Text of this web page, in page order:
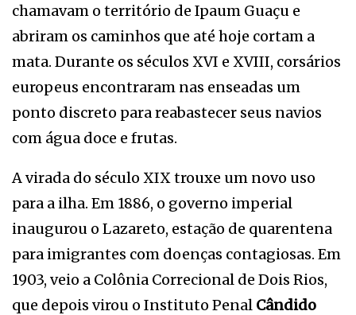
chamavam o território de Ipaum Guaçu e
abriram os caminhos que até hoje cortam a
mata. Durante os séculos XVI e XVIII, corsários
europeus encontraram nas enseadas um
ponto discreto para reabastecer seus navios
com água doce e frutas.
A virada do século XIX trouxe um novo uso
para a ilha. Em 1886, o governo imperial
inaugurou o Lazareto, estação de quarentena
para imigrantes com doenças contagiosas. Em
1903, veio a Colônia Correcional de Dois Rios,
que depois virou o Instituto Penal Cândido